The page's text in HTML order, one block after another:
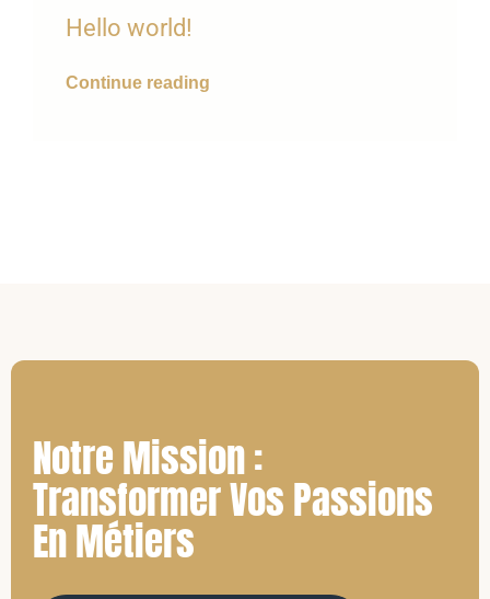
Hello world!
Continue reading
Notre Mission :
Transformer Vos Passions
En Métiers